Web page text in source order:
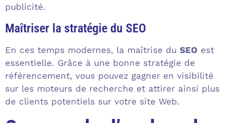
publicité.
Maîtriser la stratégie du SEO
En ces temps modernes, la maîtrise du SEO est
essentielle. Grâce à une bonne stratégie de
référencement, vous pouvez gagner en visibilité
sur les moteurs de recherche et attirer ainsi plus
de clients potentiels sur votre site Web.